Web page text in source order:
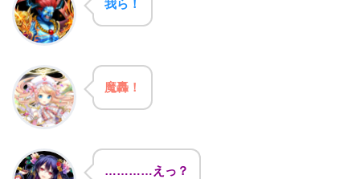
我ら！
魔轟！
…………えっ？